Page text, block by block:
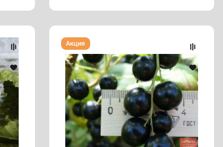
Смородина
"ЛЮБАВА"
Акция